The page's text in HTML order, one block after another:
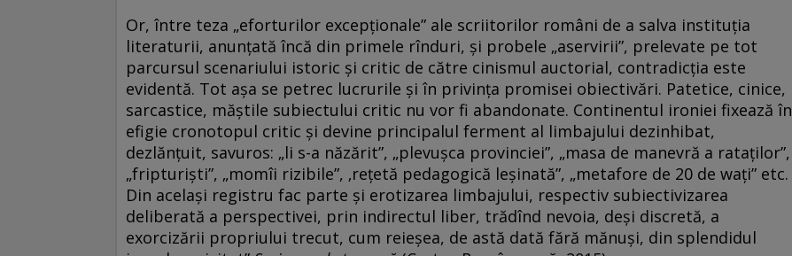
Or, între teza „eforturilor excepţionale” ale scriitorilor români de a salva instituţia
literaturii, anunţată încă din primele rînduri, şi probele „aservirii”, prelevate pe tot
parcursul scenariului istoric şi critic de către cinismul auctorial, contradicţia este
evidentă. Tot aşa se petrec lucrurile şi în privinţa promisei obiectivări. Patetice, cinice,
sarcastice, măştile subiectului critic nu vor fi abandonate. Continentul ironiei fixează în
efigie cronotopul critic şi devine principalul ferment al limbajului dezinhibat,
dezlănţuit, savuros: „li s-a năzărit”, „plevuşca provinciei”, „masa de manevră a rataţilor”,
„fripturişti”, „momîi rizibile”, ‚reţetă pedagogică leşinată”, „metafore de 20 de waţi” etc.
Din acelaşi registru fac parte şi erotizarea limbajului, respectiv subiectivizarea
deliberată a perspectivei, prin indirectul liber, trădînd nevoia, deşi discretă, a
exorcizării propriului trecut, cum reieşea, de astă dată fără mănuşi, din splendidul